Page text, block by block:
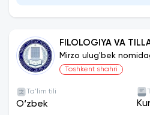
FILOLOGIYA VA
TILI
Mirzo ulug'bek
universiteti
Toshkent shahri
Ta'lim tili
O‘zbek